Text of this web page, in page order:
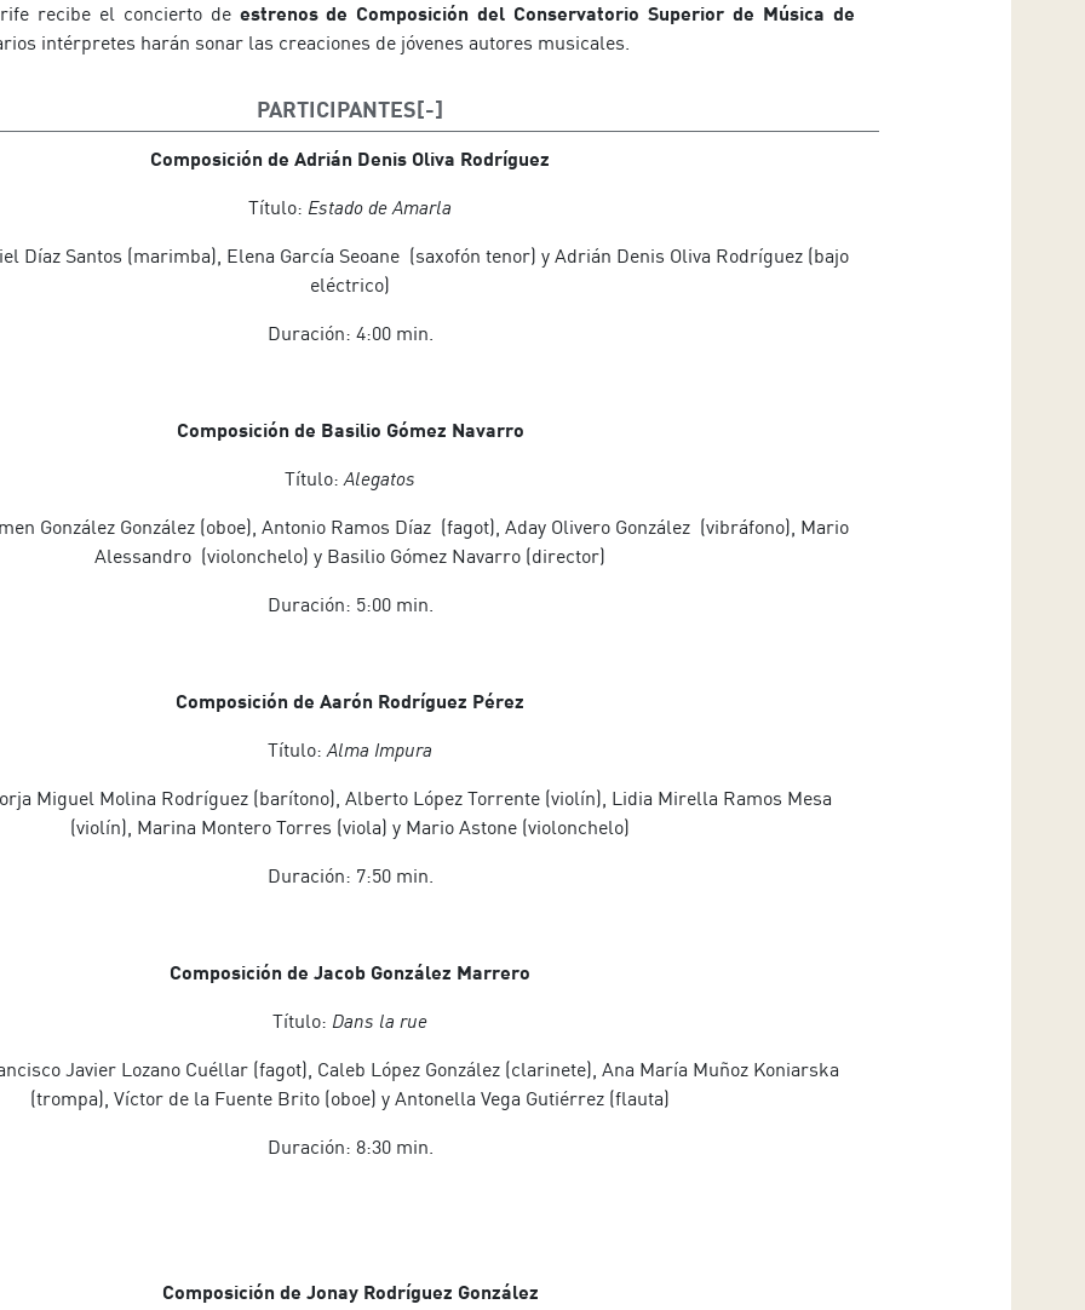
recibe el concierto de estrenos de Composición del Conservatorio Superior de Música de
intérpretes harán sonar las creaciones de jóvenes autores musicales.
PARTICIPANTES
Composición de Adrián Denis Oliva Rodríguez
Título: Estado de Amarla
Díaz Santos (marimba), Elena García Seoane (saxofón tenor) y Adrián Denis Oliva Rodríguez (bajo
eléctrico)
Duración: 4:00 min.
Composición de Basilio Gómez Navarro
Título:Alegatos
González González (oboe), Antonio Ramos Díaz (fagot), Aday Olivero González (vibráfono), Mario
Alessandro (violonchelo) y Basilio Gómez Navarro (director)
Duración: 5:00 min.
Composición de Aarón Rodríguez Pérez
Título:Alma Impura
Miguel Molina Rodríguez (barítono), Alberto López Torrente (violín), Lidia Mirella Ramos Mesa
(violín), Marina Montero Torres (viola) y Mario Astone (violonchelo)
Duración: 7:50 min.
Composición de Jacob González Marrero
Título: Dans la rue
Javier Lozano Cuéllar (fagot), Caleb López González (clarinete), Ana María Muñoz Koniarska
(trompa), Víctor de la Fuente Brito (oboe) y Antonella Vega Gutiérrez (flauta)
Duración: 8:30 min.
Composición de Jonay Rodríguez González